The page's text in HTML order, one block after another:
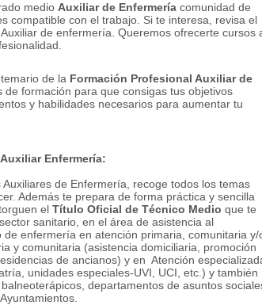
medio Auxiliar de Enfermería comunidad de
compatible con el trabajo. Si te interesa, revisa el
de enfermería. Queremos ofrecerte cursos
de la Formación Profesional Auxiliar de
de formación para que consigas tus objetivos
y habilidades necesarios para aumentar tu
Enfermería:
de Enfermería, recoge todos los temas
Además te prepara de forma práctica y sencilla
el Título Oficial de Técnico Medio que te
sanitario, en el área de asistencia al
enfermería en atención primaria, comunitaria y/
y comunitaria (asistencia domiciliaria, promoción
de ancianos) y en Atención
unidades especiales-UVI, UCI, etc.) y también
departamentos de asuntos